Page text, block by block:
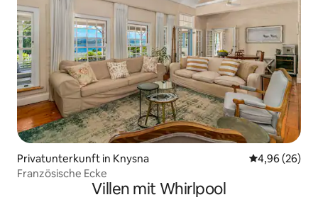
Privatunterkunft in Knysna
4,96 (26)
Französische Ecke
Villen mit Whirlpool